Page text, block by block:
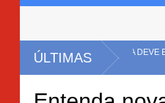
ÚLTIMAS
E LULA DEVE ENCERRAR